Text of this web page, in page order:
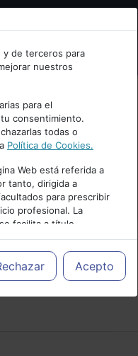
Cancelar
y de terceros para
nuestros
para el
consentimiento.
todas o
Política de Cookies.
Web está referida a
tanto, dirigida a
para prescribir
profesional. La
facilita a título
de los
y decidir, en
adecuado a lasAcepto